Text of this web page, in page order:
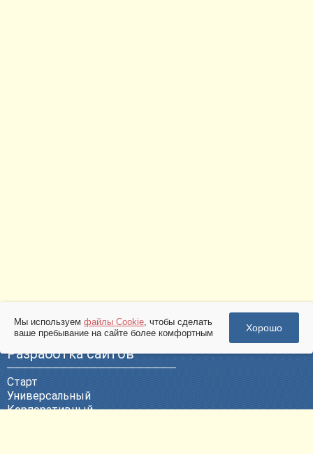
Разработка сайтов
Старт
Универсальный
Корпоративный
Мы используем файлы Cookie, чтобы сделать
ваше пребывание на сайте более комфортным
Хорошо